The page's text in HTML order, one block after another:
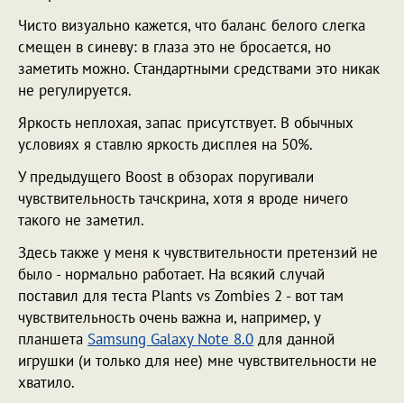
Чисто визуально кажется, что баланс белого слегка
смещен в синеву: в глаза это не бросается, но
заметить можно. Стандартными средствами это никак
не регулируется.
Яркость неплохая, запас присутствует. В обычных
условиях я ставлю яркость дисплея на 50%.
У предыдущего Boost в обзорах поругивали
чувствительность тачскрина, хотя я вроде ничего
такого не заметил.
Здесь также у меня к чувствительности претензий не
было - нормально работает. На всякий случай
поставил для теста Plants vs Zombies 2 - вот там
чувствительность очень важна и, например, у
планшета Samsung Galaxy Note 8.0 для данной
игрушки (и только для нее) мне чувствительности не
хватило.